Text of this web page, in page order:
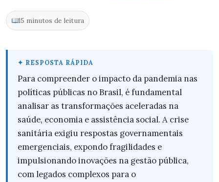
15 minutos de leitura
Para compreender o impacto da pandemia nas
políticas públicas no Brasil, é fundamental
analisar as transformações aceleradas na
saúde, economia e assistência social. A crise
sanitária exigiu respostas governamentais
emergenciais, expondo fragilidades e
impulsionando inovações na gestão pública,
com legados complexos para o